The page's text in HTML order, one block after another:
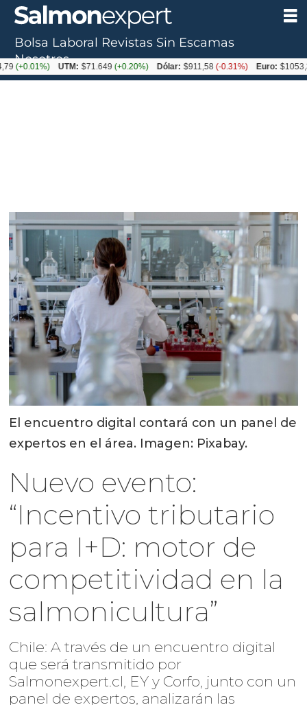
El encuentro digital contará con un panel de
expertos en el área. Imagen: Pixabay.
Nuevo evento:
“Incentivo tributario
para I+D: motor de
competitividad en la
salmonicultura”
Chile: A través de un encuentro digital
que será transmitido por
Salmonexpert.cl, EY y Corfo, junto con un
panel de expertos, analizarán las
Bolsa Laboral Revistas Sin Escamas
Nosotros
UTM: $71.649(+0.20%) Dólar: $911,58(-0.31%) Euro: $1053,36(-